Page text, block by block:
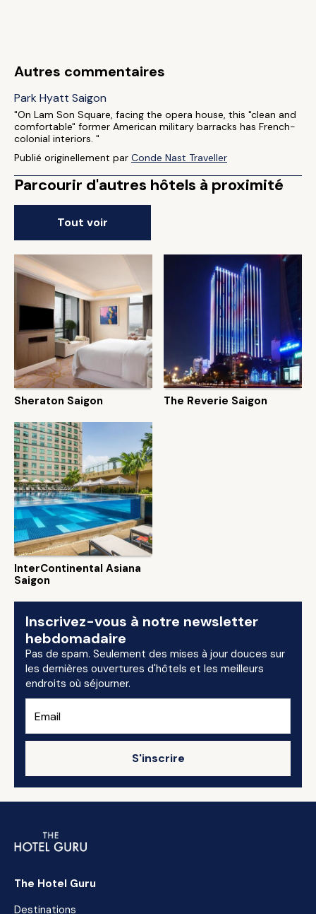
Autres commentaires
Park Hyatt Saigon
"On Lam Son Square, facing the opera house, this "clean and
comfortable" former American military barracks has French-
colonial interiors. "
Publié originellement par Conde Nast Traveller
Parcourir d'autres hôtels à proximité
Tout voir
Sheraton Saigon The Reverie Saigon
InterContinental Asiana
Saigon
Inscrivez-vous à notre newsletter
hebdomadaire
Pas de spam. Seulement des mises à jour douces sur
les dernières ouvertures d'hôtels et les meilleurs
endroits où séjourner.
S'inscrire
The Hotel Guru
Destinations